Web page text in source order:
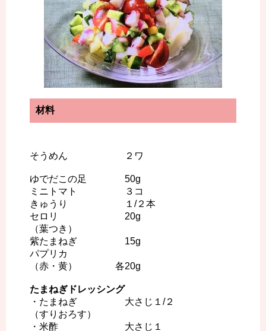
材料
そうめん ２ワ
ゆでだこの足 50g
ミニトマト ３コ
きゅうり １/２本
セロリ 20g
（葉つき）
紫たまねぎ 15g
パプリカ
（赤・黄） 各20g
たまねぎドレッシング
・たまねぎ 大さじ１/２
（すりおろす）
・米酢 大さじ１